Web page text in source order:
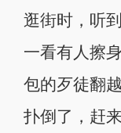
逛街时，听
一看有人擦
包的歹徒翻
扑倒了，赶